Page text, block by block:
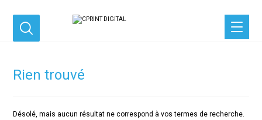
Rien trouvé
Désolé, mais aucun résultat ne correspond à vos termes de recherche.